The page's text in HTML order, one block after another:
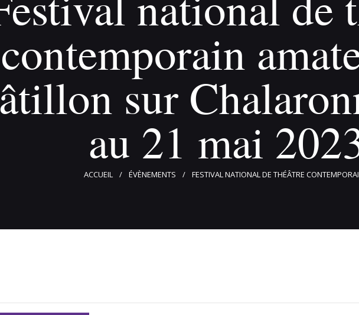
contemporain
sur
au 21 mai
ACCUEIL ÉVÈNEMENTS FESTIVAL NATIONAL DE THÉÂTRE